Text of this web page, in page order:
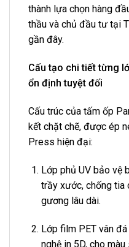
thành lựa chọn hàng
thầu và chủ đầu tư tại
gần đây.
Cấu tạo chi tiết từng
ổn định tuyệt đối
Cấu trúc của tấm ốp
kết chặt chẽ, được ép
Press hiện đại:
Lớp phủ UV bảo vệ
trầy xước, chống tia
gương lâu dài.
Lớp film PET vân
nghệ in 5D, cho